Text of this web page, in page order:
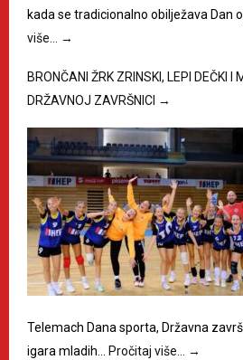
kada se tradicionalno obilježava Dan
više… →
BRONČANI ŽRK ZRINSKI, LEPI DEČKI I
DRŽAVNOJ ZAVRŠNICI →
Telemach Dana sporta, Državna
igara mladih… Pročitaj više… →